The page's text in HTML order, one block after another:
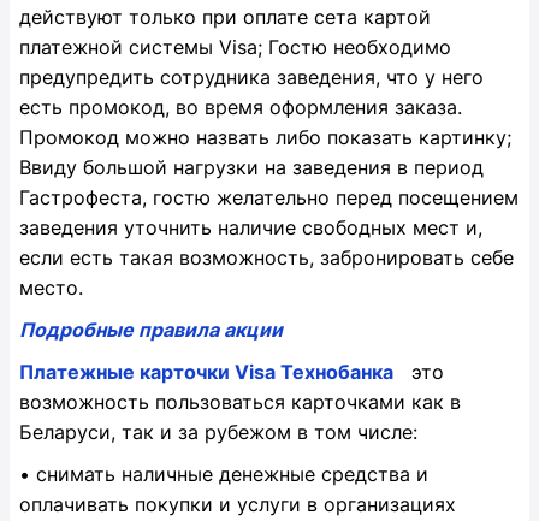
действуют только при оплате сета картой
платежной системы Visa; Гостю необходимо
предупредить сотрудника заведения, что у него
есть промокод, во время оформления заказа.
Промокод можно назвать либо показать картинку;
Ввиду большой нагрузки на заведения в период
Гастрофеста, гостю желательно перед посещением
заведения уточнить наличие свободных мест и,
если есть такая возможность, забронировать себе
место.
Подробные правила акции
Платежные карточки Visa Технобанка это
возможность пользоваться карточками как в
Беларуси, так и за рубежом в том числе:
• снимать наличные денежные средства и
оплачивать покупки и услуги в организациях